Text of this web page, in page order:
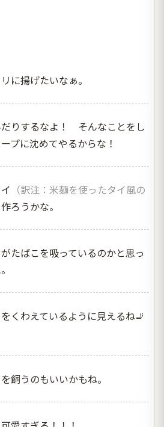
に揚げたいなぁ。
りするなよ！ そんなことをし
プに沈めてやるからな！
（訳注：米麺を使ったタイ風の
ろうかな。
たばこを吸っているのかと思っ
くわえているように見えるね🚬
飼うのもいいかもね。